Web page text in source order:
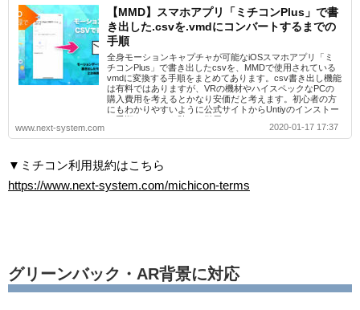
【MMD】スマホアプリ「ミチコンPlus」で書
き出した.csvを.vmdにコンバートするまでの
手順
全身モーションキャプチャが可能なiOSスマホアプリ「ミ
チコンPlus」で書き出したcsvを、MMDで使用されている
vmdに変換する手順をまとめてあります。csv書き出し機能
は有料ではありますが、VRの機材やハイスペックなPCの
購入費用を考えるとかなり安価だと考えます。初心者の方
にもわかりやすいように公式サイトからUntiyのインストー
ル手順をリンクを貼って引用しています。
www.next-system.com
2020-01-17 17:37
▼ミチコン利用規約はこちら
https://www.next-system.com/michicon-terms
グリーンバック・AR背景に対応